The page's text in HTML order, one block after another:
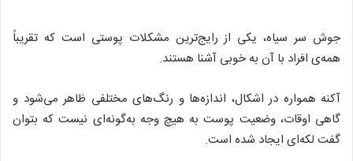
جوش‌ سر سیاه، یکی از رایج‌ترین مشکلات پوستی است که تقریباً
همه‌ی افراد با آن به خوبی آشنا هستند.
آکنه همواره در اشکال، اندازه‌ها و رنگ‌های مختلفی ظاهر می‌شود و
گاهی اوقات، وضعیت پوست به هیچ وجه به‌گونه‌ای نیست که بتوان
گفت لکه‌ای ایجاد شده است.